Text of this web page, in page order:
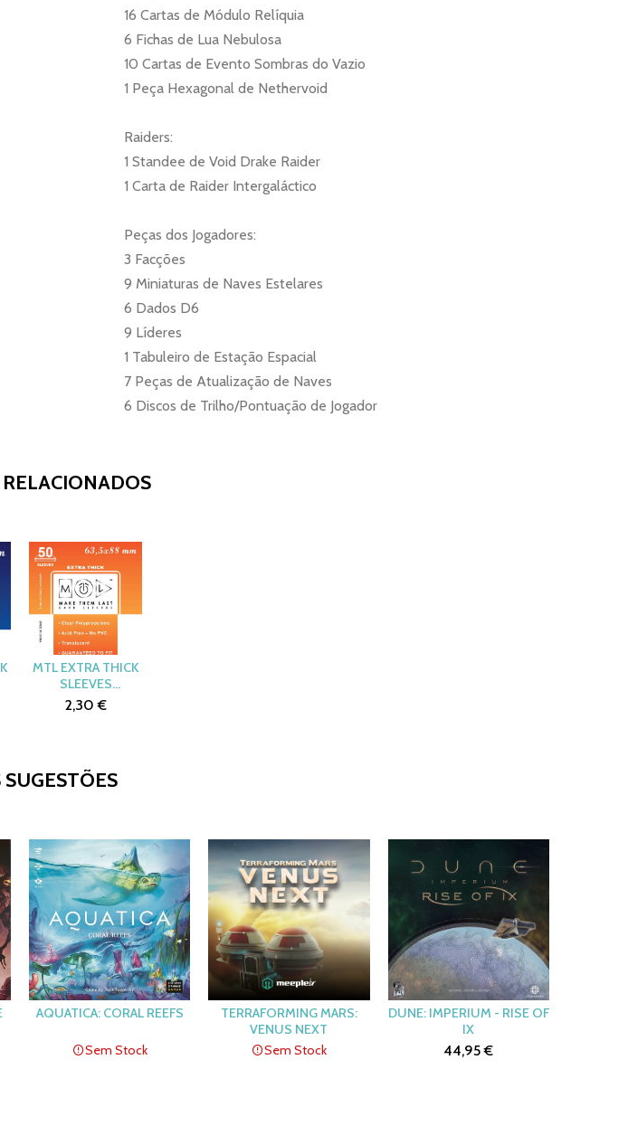
16 Cartas de Módulo Relíquia
6 Fichas de Lua Nebulosa
10 Cartas de Evento Sombras do Vazio
1 Peça Hexagonal de Nethervoid
Raiders:
1 Standee de Void Drake Raider
1 Carta de Raider Intergaláctico
Peças dos Jogadores:
3 Facções
9 Miniaturas de Naves Estelares
6 Dados D6
9 Líderes
1 Tabuleiro de Estação Espacial
7 Peças de Atualização de Naves
6 Discos de Trilho/Pontuação de Jogador
MTL EXTRA THICK
SLEEVES
63,5X88MM (50)
2,30 €
AQUATICA: CORAL REEFS
Sem Stock
TERRAFORMING MARS:
VENUS NEXT
Sem Stock
DUNE: IMPERIUM - RISE OF
IX
44,95 €